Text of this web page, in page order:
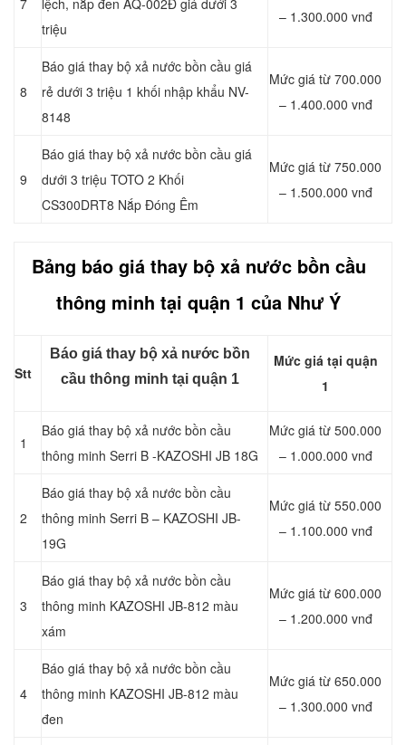
triệu
– 1.300.000 vnđ
8
Báo giá thay bộ xả nước bồn cầu giá
rẻ dưới 3 triệu 1 khối nhập khẩu NV-
8148
Mức giá từ 700.000
– 1.400.000 vnđ
9
Báo giá thay bộ xả nước bồn cầu giá
dưới 3 triệu TOTO 2 Khối
CS300DRT8 Nắp Đóng Êm
Mức giá từ 750.000
– 1.500.000 vnđ
Bảng báo giá thay bộ xả nước bồn cầu
thông minh tại quận 1 của Như Ý
Stt
Báo giá thay bộ xả nước bồn
cầu thông minh tại quận 1
Mức giá tại quận
1
1
Báo giá thay bộ xả nước bồn cầu
thông minh Serri B -KAZOSHI JB 18G
Mức giá từ 500.000
– 1.000.000 vnđ
2
Báo giá thay bộ xả nước bồn cầu
thông minh Serri B – KAZOSHI JB-
19G
Mức giá từ 550.000
– 1.100.000 vnđ
3
Báo giá thay bộ xả nước bồn cầu
thông minh KAZOSHI JB-812 màu
xám
Mức giá từ 600.000
– 1.200.000 vnđ
4
Báo giá thay bộ xả nước bồn cầu
thông minh KAZOSHI JB-812 màu
đen
Mức giá từ 650.000
– 1.300.000 vnđ